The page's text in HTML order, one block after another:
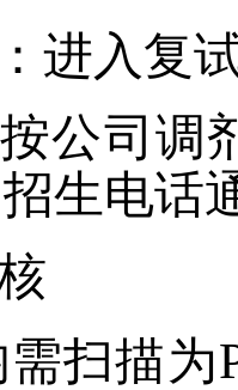
进入复
公司调
生电话
扫描为